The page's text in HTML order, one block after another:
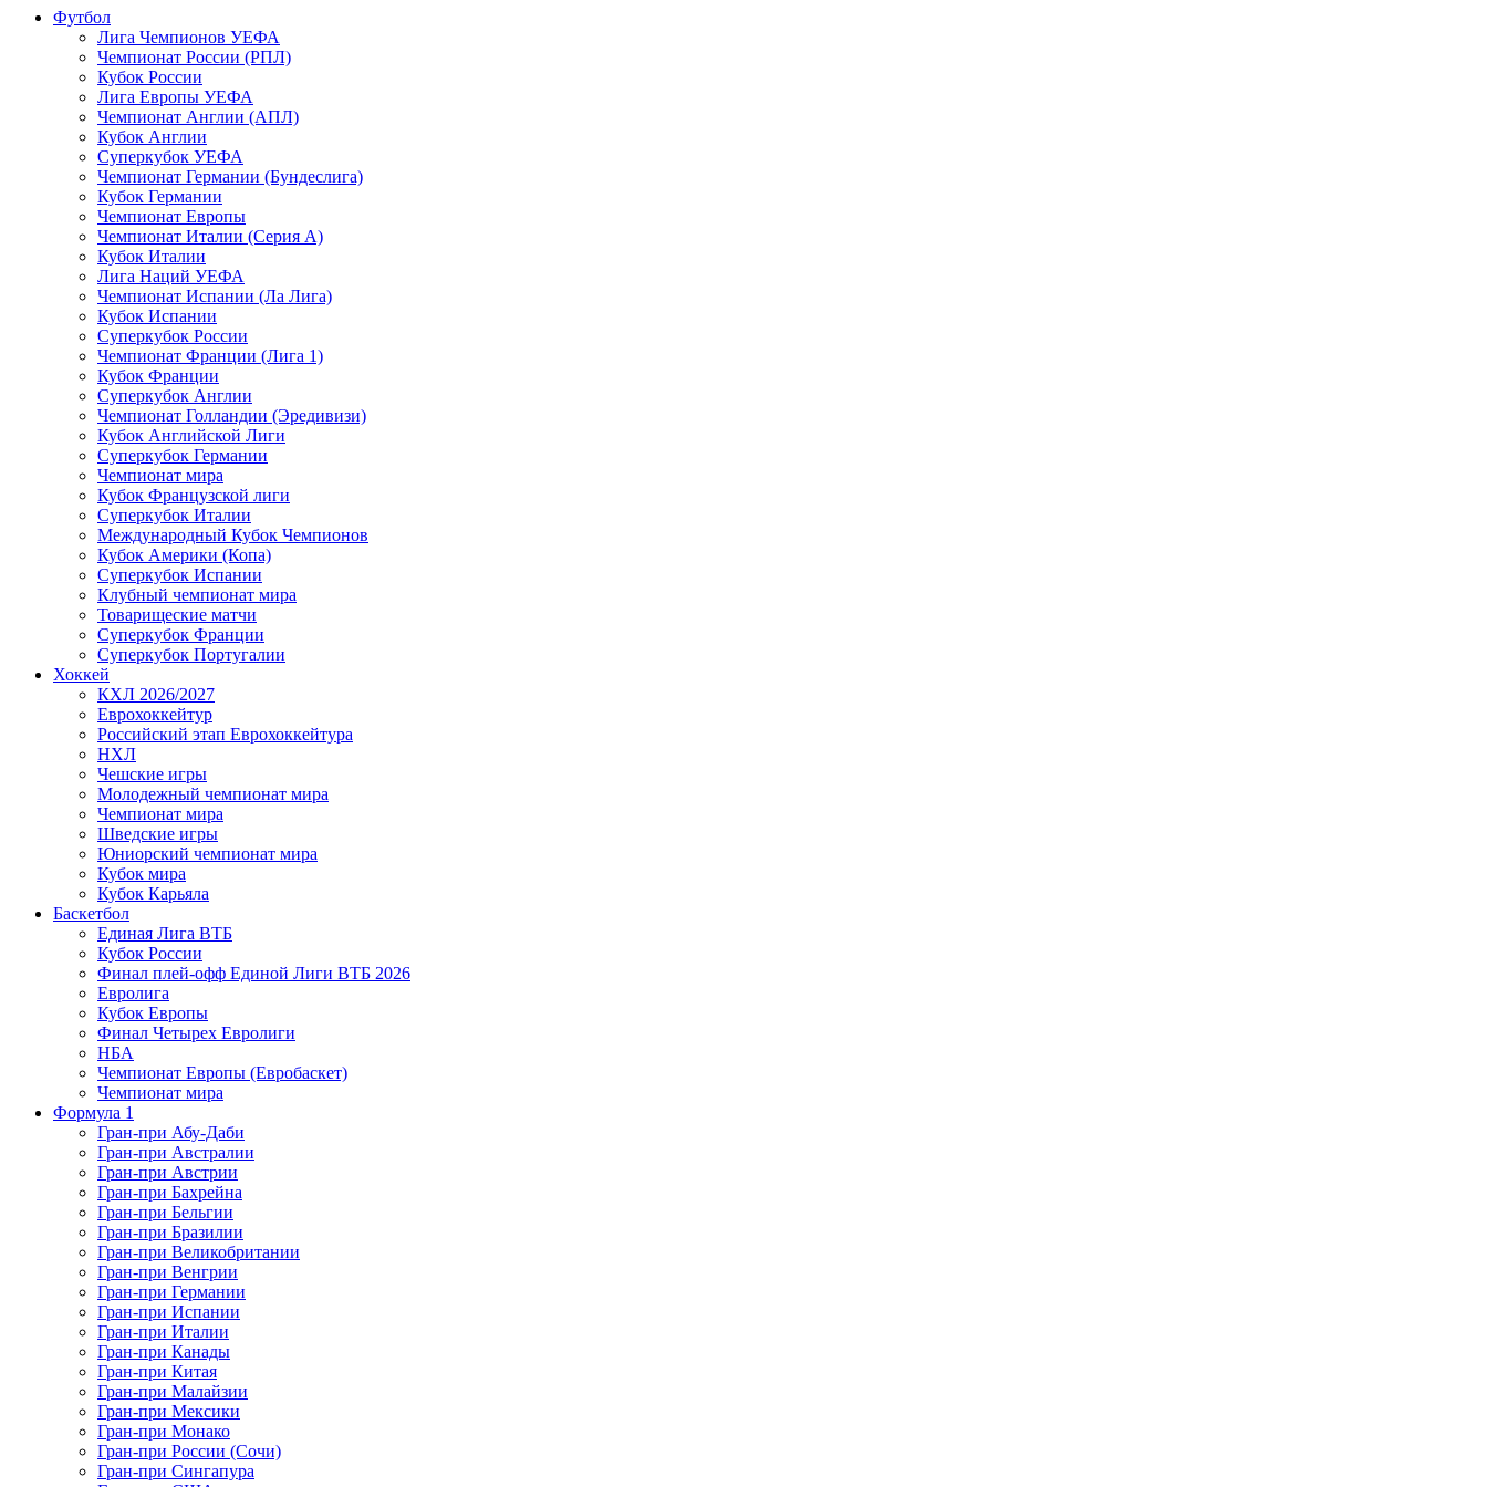
Футбол
Лига Чемпионов УЕФА
Чемпионат России (РПЛ)
Кубок России
Лига Европы УЕФА
Чемпионат Англии (АПЛ)
Кубок Англии
Суперкубок УЕФА
Чемпионат Германии (Бундеслига)
Кубок Германии
Чемпионат Европы
Чемпионат Италии (Серия А)
Кубок Италии
Лига Наций УЕФА
Чемпионат Испании (Ла Лига)
Кубок Испании
Суперкубок России
Чемпионат Франции (Лига 1)
Кубок Франции
Суперкубок Англии
Чемпионат Голландии (Эредивизи)
Кубок Английской Лиги
Суперкубок Германии
Чемпионат мира
Кубок Французской лиги
Суперкубок Италии
Международный Кубок Чемпионов
Кубок Америки (Копа)
Суперкубок Испании
Клубный чемпионат мира
Товарищеские матчи
Суперкубок Франции
Суперкубок Португалии
Хоккей
КХЛ 2026/2027
Еврохоккейтур
Российский этап Еврохоккейтура
НХЛ
Чешские игры
Молодежный чемпионат мира
Чемпионат мира
Шведские игры
Юниорский чемпионат мира
Кубок мира
Кубок Карьяла
Баскетбол
Единая Лига ВТБ
Кубок России
Финал плей-офф Единой Лиги ВТБ 2026
Евролига
Кубок Европы
Финал Четырех Евролиги
НБА
Чемпионат Европы (Евробаскет)
Чемпионат мира
Формула 1
Гран-при Абу-Даби
Гран-при Австралии
Гран-при Австрии
Гран-при Бахрейна
Гран-при Бельгии
Гран-при Бразилии
Гран-при Великобритании
Гран-при Венгрии
Гран-при Германии
Гран-при Испании
Гран-при Италии
Гран-при Канады
Гран-при Китая
Гран-при Малайзии
Гран-при Мексики
Гран-при Монако
Гран-при России (Сочи)
Гран-при Сингапура